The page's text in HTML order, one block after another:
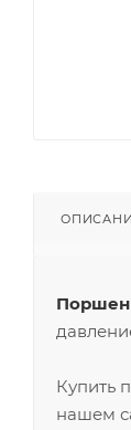
Купить
нашем